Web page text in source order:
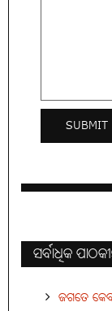
ସର୍ବାଧିକ
ଜଗତେ